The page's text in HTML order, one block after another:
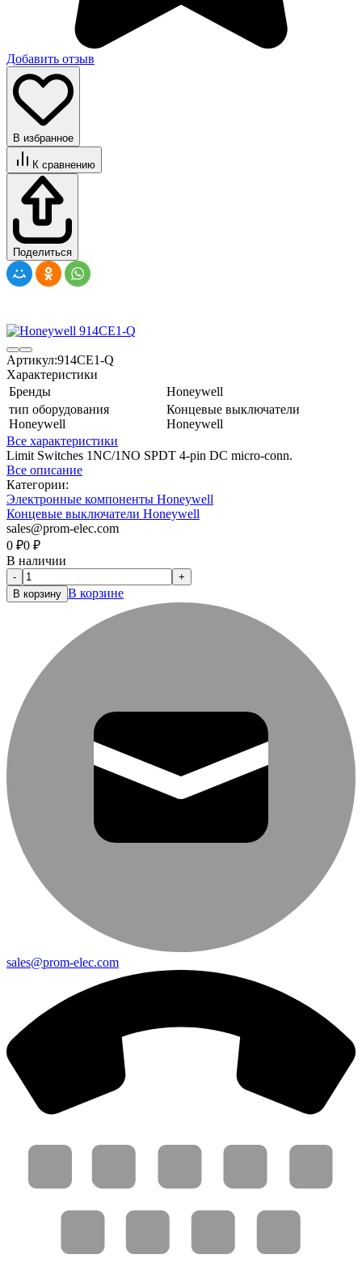
Добавить отзыв
В избранное
К сравнению
Поделиться
Артикул:914CE1-Q
Характеристики
Бренды
Honeywell
тип оборудования
Honeywell
Концевые выключатели
Honeywell
Все характеристики
Limit Switches 1NC/1NO SPDT 4-pin DC micro-conn.
Все описание
Категории:
Электронные компоненты Honeywell
Концевые выключатели Honeywell
sales@prom-elec.com
0 ₽0 ₽
В наличии
-
+
В корзину В корзине
sales@prom-elec.com